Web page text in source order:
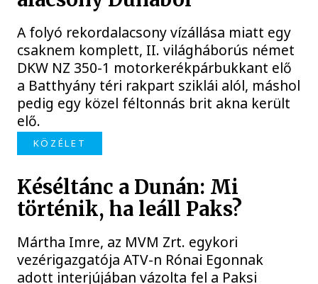
A folyó rekordalacsony vízállása miatt egy
csaknem komplett, II. világháborús német
DKW NZ 350-1 motorkerékpárbukkant elő
a Batthyány téri rakpart sziklái alól, máshol
pedig egy közel féltonnás brit akna került
elő.
KÖZÉLET
Késéltánc a Dunán: Mi
történik, ha leáll Paks?
Mártha Imre, az MVM Zrt. egykori
vezérigazgatója ATV-n Rónai Egonnak
adott interjújában vázolta fel a Paksi